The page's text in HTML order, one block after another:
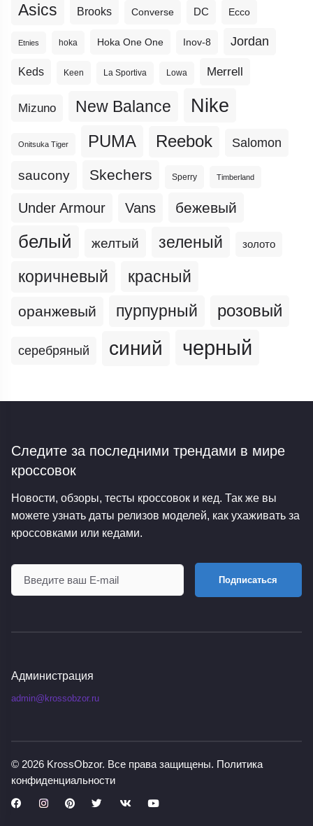
Asics Brooks Converse DC Ecco
Etnies hoka Hoka One One Inov-8 Jordan
Keds Keen La Sportiva Lowa Merrell
Mizuno New Balance Nike
Onitsuka Tiger PUMA Reebok Salomon
saucony Skechers Sperry Timberland
Under Armour Vans бежевый
белый желтый зеленый золото
коричневый красный
оранжевый пурпурный розовый
серебряный синий черный
Следите за последними трендами в мире
кроссовок
Новости, обзоры, тесты кроссовок и кед. Так же вы
можете узнать даты релизов моделей, как ухаживать за
кроссовками или кедами.
Подписаться
Администрация
admin@krossobzor.ru
© 2026 KrossObzor. Все права защищены. Политика
конфиденциальности